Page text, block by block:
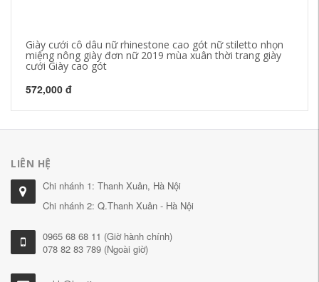
Giày cưới cô dâu nữ rhinestone cao gót nữ stiletto nhọn
miệng nông giày đơn nữ 2019 mùa xuân thời trang giày
cưới Giày cao gót
572,000 đ
LIÊN HỆ
Chi nhánh 1: Thanh Xuân, Hà Nội
Chi nhánh 2: Q.Thanh Xuân - Hà Nội
0965 68 68 11 (Giờ hành chính)
078 82 83 789 (Ngoài giờ)